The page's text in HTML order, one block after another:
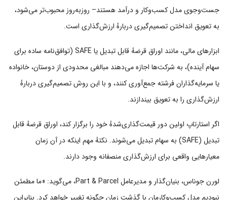
جست‌وجوی مدل کسب‌وکار و درآمد هستند– روزبه‌روز محبوب‌تر می‌شود،
به تعویق انداختن تصمیم‌گیری دربارهٔ ارزش‌گذاری است.
ابزارهای مالی، مانند اوراق قرضهٔ قابل تبدیل یا SAFE (توافق‌نامه ساده برای
سهام آینده)، به شرکت‌ها اجازه می‌دهند مبالغی محدودی از دوستان، خانواده
یا سرمایه‌گذاران فرشته جمع‌آوری کنند، و با این روش تصمیم‌گیری دربارهٔ
ارزش‌گذاری را به تعویق بیندازند.
اگر استارتاپ اولین دور قیمت‌گذاری‌شدهٔ خود را برگزار کند، اوراق قرضهٔ قابل
تبدیل (SAFE) به سهام تبدیل می‌شوند. نکتهٔ مهم اینکه در آن زمان
معیارهایی واقعی برای ارزش‌گذاری منصفانه وجود دارند.
لورن جوناس، بنیان‌گذار و مدیرعامل Part & Parcel، می‌گوید: «ما مطمئن
نبودیم مدل کسب‌وکارمان با گذشت زمان چگونه تغییر خواهد کرد. بنابراین